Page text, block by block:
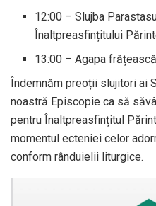
12:00 – Slujba
Înaltpreasfințitului
13:00 – Agapa
Îndemnăm preoții slujitori ai
noastră Episcopie ca să
pentru Înaltpreasfințitul
momentul ecteniei celor
conform rânduielii liturgice.